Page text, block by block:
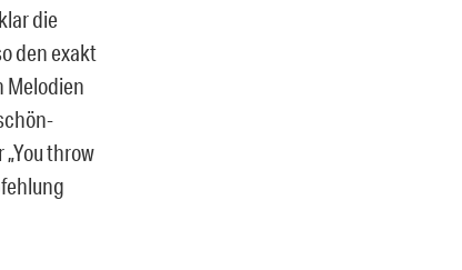
die
den exakt
Melodien
throw